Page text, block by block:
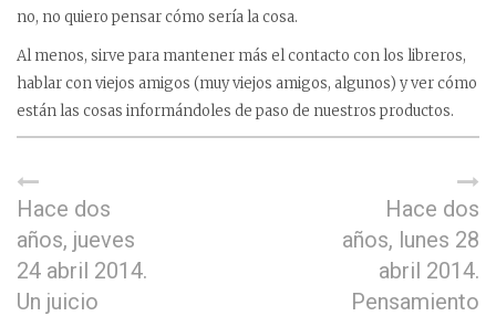
no, no quiero pensar cómo sería la cosa.
Al menos, sirve para mantener más el contacto con los libreros,
hablar con viejos amigos (muy viejos amigos, algunos) y ver cómo
están las cosas informándoles de paso de nuestros productos.
Hace dos
años, jueves
24 abril 2014.
Un juicio
Hace dos
años, lunes 28
abril 2014.
Pensamiento